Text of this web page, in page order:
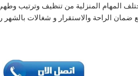
المهام المنزلية من تنظيف وترتيب
ضمان الراحة والاستقرار و شغالات